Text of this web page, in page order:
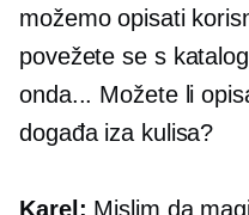
možemo opisati
povežete se s
onda... Možete li
događa iza kulisa?
Karel: Mislim da